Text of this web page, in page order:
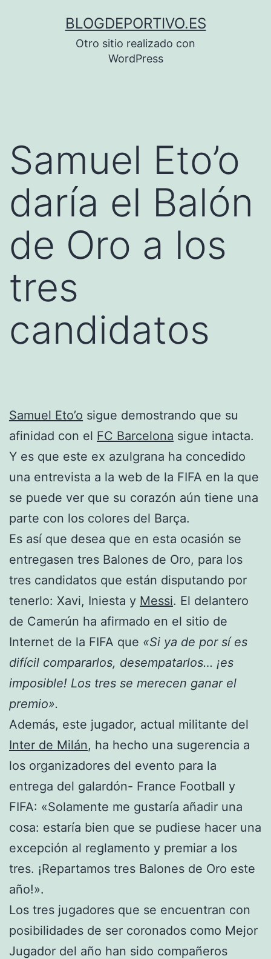
BLOGDEPORTIVO.ES
Otro sitio realizado con
WordPress
Samuel Eto’o
daría el Balón
de Oro a los
tres
candidatos
Samuel Eto’o sigue demostrando que su
afinidad con el FC Barcelona sigue intacta.
Y es que este ex azulgrana ha concedido
una entrevista a la web de la FIFA en la que
se puede ver que su corazón aún tiene una
parte con los colores del Barça.
Es así que desea que en esta ocasión se
entregasen tres Balones de Oro, para los
tres candidatos que están disputando por
tenerlo: Xavi, Iniesta y Messi. El delantero
de Camerún ha afirmado en el sitio de
Internet de la FIFA que «Si ya de por sí es
difícil compararlos, desempatarlos… ¡es
imposible! Los tres se merecen ganar el
premio».
Además, este jugador, actual militante del
Inter de Milán, ha hecho una sugerencia a
los organizadores del evento para la
entrega del galardón- France Football y
FIFA: «Solamente me gustaría añadir una
cosa: estaría bien que se pudiese hacer una
excepción al reglamento y premiar a los
tres. ¡Repartamos tres Balones de Oro este
año!».
Los tres jugadores que se encuentran con
posibilidades de ser coronados como Mejor
Jugador del año han sido compañeros